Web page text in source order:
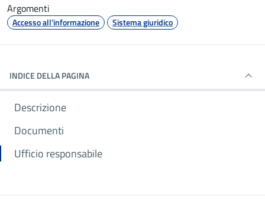
Argomenti
Accesso all'informazione Sistema giuridico
INDICE DELLA PAGINA
Descrizione
Documenti
Ufficio responsabile